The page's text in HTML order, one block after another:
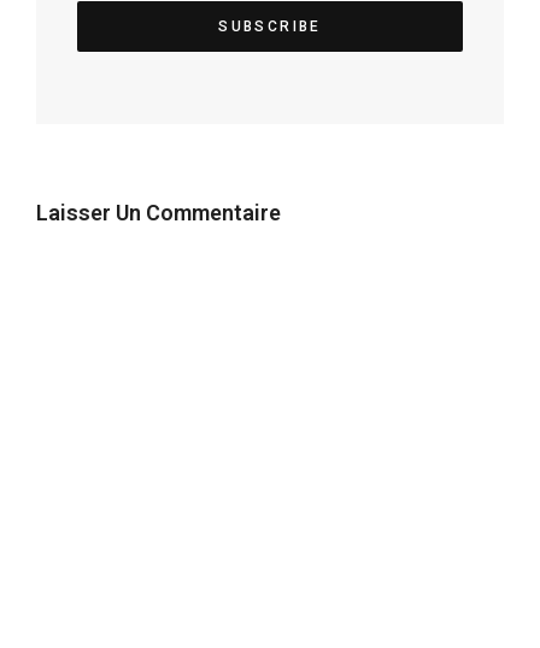
Laisser Un Commentaire